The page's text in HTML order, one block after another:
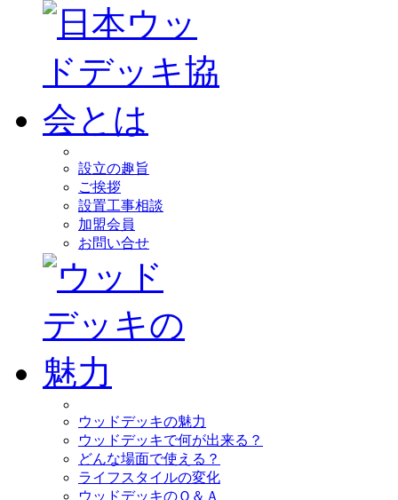
設立の趣旨
ご挨拶
設置工事相談
加盟会員
お問い合せ
ウッドデッキの魅力
ウッドデッキで何が出来る？
どんな場面で使える？
ライフスタイルの変化
ウッドデッキのＱ＆Ａ